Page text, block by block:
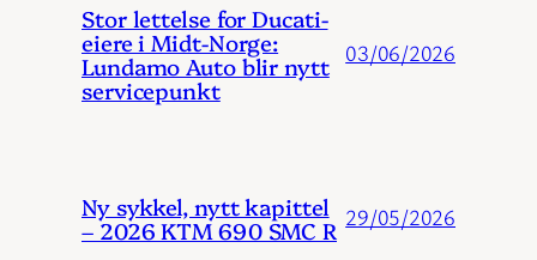
Stor lettelse for Ducati-
eiere i Midt-Norge:
Lundamo Auto blir nytt
servicepunkt
03/06/2026
Ny sykkel, nytt kapittel
– 2026 KTM 690 SMC R 29/05/2026